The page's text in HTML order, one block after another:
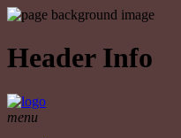
Header Info
menu